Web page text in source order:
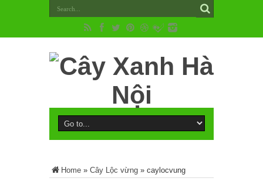
Home » Cây Lộc vừng » caylocvung